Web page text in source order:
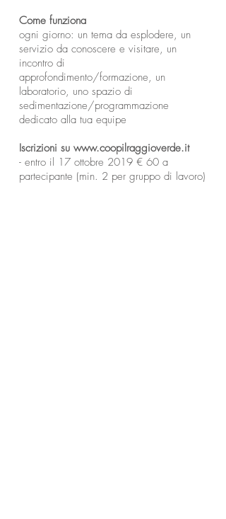
Come funziona
ogni giorno: un tema da esplodere, un
servizio da conoscere e visitare, un
incontro di
approfondimento/formazione, un
laboratorio, uno spazio di
sedimentazione/programmazione
dedicato alla tua equipe
Iscrizioni su www.coopilraggioverde.it
- entro il 17 ottobre 2019 € 60 a
partecipante (min. 2 per gruppo di lavoro)